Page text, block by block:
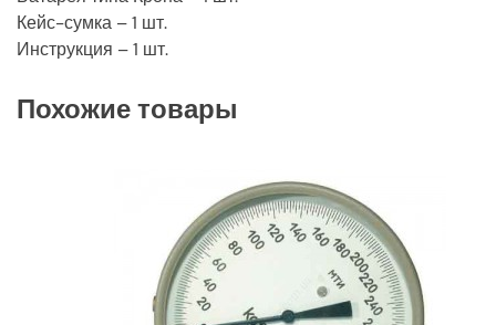
Кейс-сумка – 1 шт.
Инструкция – 1 шт.
Похожие товары